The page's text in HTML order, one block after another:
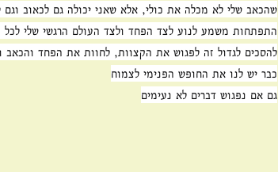
שהכאב שלי לא מכלה את כולי, אלא שאני יכולה גם לכאוב
התפתחות משמע לנוע לצד הפחד ולצד העולם הרגשי שלי לכל
להסכים לגדול זה לפגוש את הקצוות, לחוות את הפחד והכאב
כבר יש לנו את החופש הפנימי לצמוח
גם אם נפגוש דברים לא נעימים